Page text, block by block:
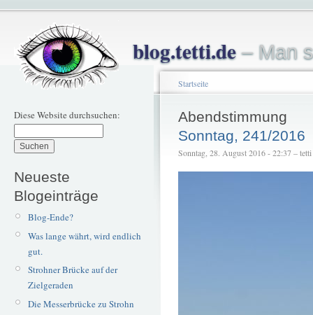
blog.tetti.de– Man
Diese Website durchsuchen:
Neueste
Blogeinträge
Blog-Ende?
Was lange währt, wird endlich
gut.
Strohner Brücke auf der
Zielgeraden
Die Messerbrücke zu Strohn
Startseite
Abendstimmung
Sonntag, 241/2016
Sonntag, 28. August 2016 - 22:37 – tetti